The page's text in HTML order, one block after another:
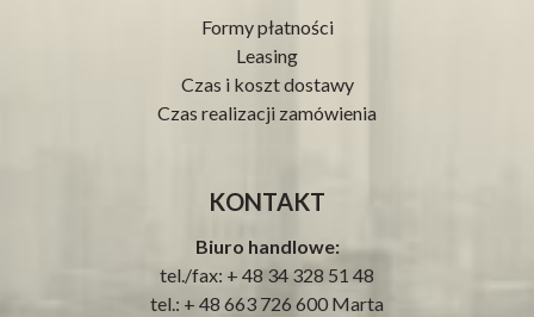
Formy płatności
Leasing
Czas i koszt dostawy
Czas realizacji zamówienia
KONTAKT
Biuro handlowe:
tel./fax: + 48 34 328 51 48
tel.: + 48 663 726 600 Marta